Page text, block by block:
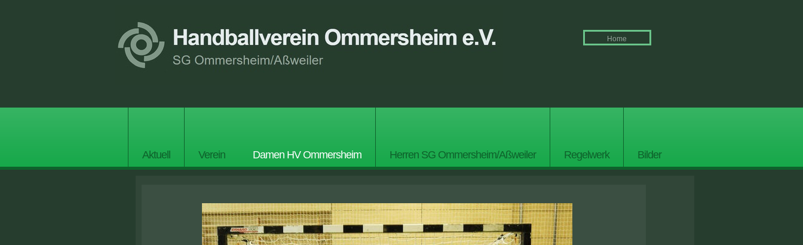
Home
Aktuell Verein Damen HV Ommersheim Herren SG Ommersheim/Aßweiler Regelwerk Bilder